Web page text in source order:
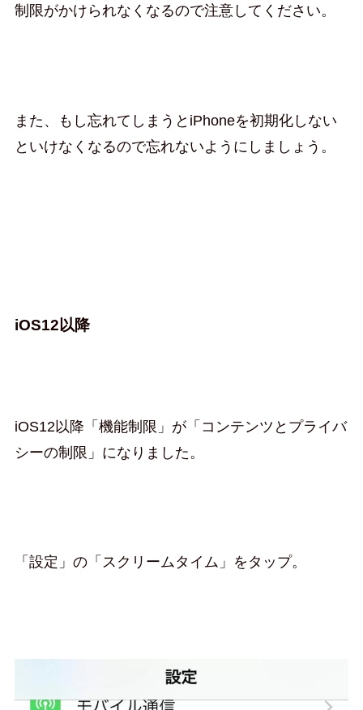
制限がかけられなくなるので注意してください。
また、もし忘れてしまうとiPhoneを初期化しない
といけなくなるので忘れないようにしましょう。
iOS12以降
iOS12以降「機能制限」が「コンテンツとプライバ
シーの制限」になりました。
「設定」の「スクリームタイム」をタップ。